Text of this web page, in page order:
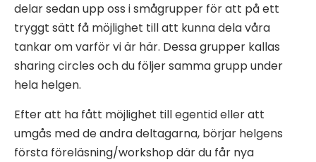
delar sedan upp oss i smågrupper för att på ett
tryggt sätt få möjlighet till att kunna dela våra
tankar om varför vi är här. Dessa grupper kallas
sharing circles och du följer samma grupp under
hela helgen.
Efter att ha fått möjlighet till egentid eller att
umgås med de andra deltagarna, börjar helgens
första föreläsning/workshop där du får nya